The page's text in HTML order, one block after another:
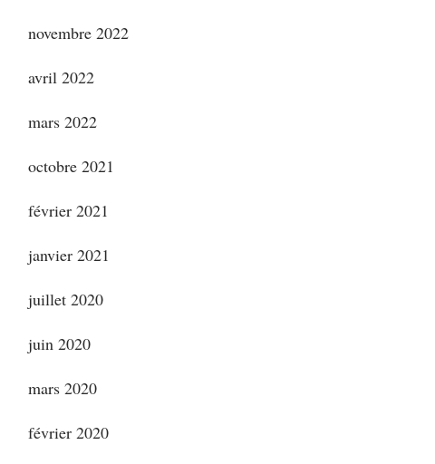
novembre 2022
avril 2022
mars 2022
octobre 2021
février 2021
janvier 2021
juillet 2020
juin 2020
mars 2020
février 2020